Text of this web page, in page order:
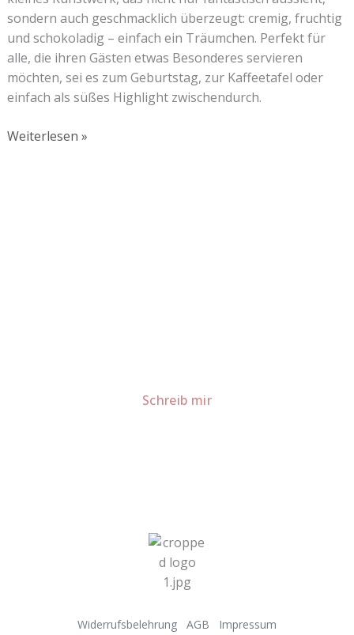
sondern auch geschmacklich überzeugt: cremig, fruchtig
und schokoladig – einfach ein Träumchen. Perfekt für
alle, die ihren Gästen etwas Besonderes servieren
möchten, sei es zum Geburtstag, zur Kaffeetafel oder
einfach als süßes Highlight zwischendurch.
Weiterlesen »
Schreib mir
Widerrufsbelehrung AGB Impressum